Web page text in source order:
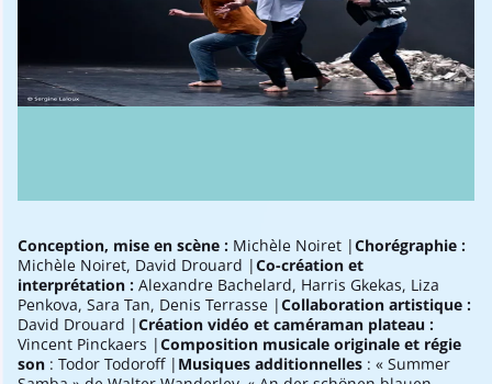
Conception, mise en scène : Michèle Noiret |Chorégraphie :
Michèle Noiret, David Drouard |Co-création et
interprétation : Alexandre Bachelard, Harris Gkekas, Liza
Penkova, Sara Tan, Denis Terrasse |Collaboration artistique :
David Drouard |Création vidéo et caméraman plateau :
Vincent Pinckaers |Composition musicale originale et régie
son : Todor Todoroff | Musiques additionnelles : « Summer